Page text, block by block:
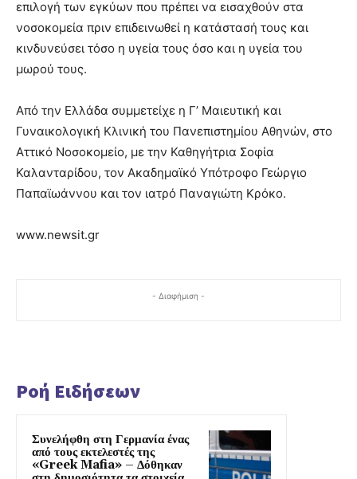
επιλογή των εγκύων που πρέπει να εισαχθούν στα
νοσοκομεία πριν επιδεινωθεί η κατάστασή τους και
κινδυνεύσει τόσο η υγεία τους όσο και η υγεία του
μωρού τους.
Από την Ελλάδα συμμετείχε η Γ’ Μαιευτική και
Γυναικολογική Κλινική του Πανεπιστημίου Αθηνών, στο
Αττικό Νοσοκομείο, με την Καθηγήτρια Σοφία
Καλανταρίδου, τον Ακαδημαϊκό Υπότροφο Γεώργιο
Παπαϊωάννου και τον ιατρό Παναγιώτη Κρόκο.
www.newsit.gr
- Διαφήμιση -
Ροή Ειδήσεων
Συνελήφθη στη Γερμανία ένας
από τους εκτελεστές της
«Greek Mafia» – Δόθηκαν